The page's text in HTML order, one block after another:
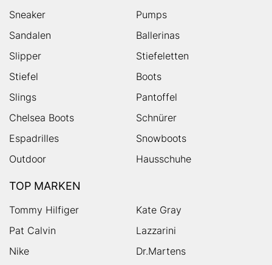
Sneaker
Pumps
Sandalen
Ballerinas
Slipper
Stiefeletten
Stiefel
Boots
Slings
Pantoffel
Chelsea Boots
Schnürer
Espadrilles
Snowboots
Outdoor
Hausschuhe
TOP MARKEN
Tommy Hilfiger
Kate Gray
Pat Calvin
Lazzarini
Nike
Dr.Martens